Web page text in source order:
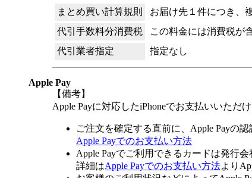
まとめ買い計算規則
お届け先１件につき、
代引手数料分消費税
この料金には消費税が
代引業者指定
指定なし
Apple Pay
【備考】
Apple Payに対応したiPhoneでお支払いいただけ
ご注文を確定する直前に、Apple Payの認
Apple Payでのお支払い方法
Apple Payでご利用できるカードは発行会
詳細はApple Payでのお支払い方法より